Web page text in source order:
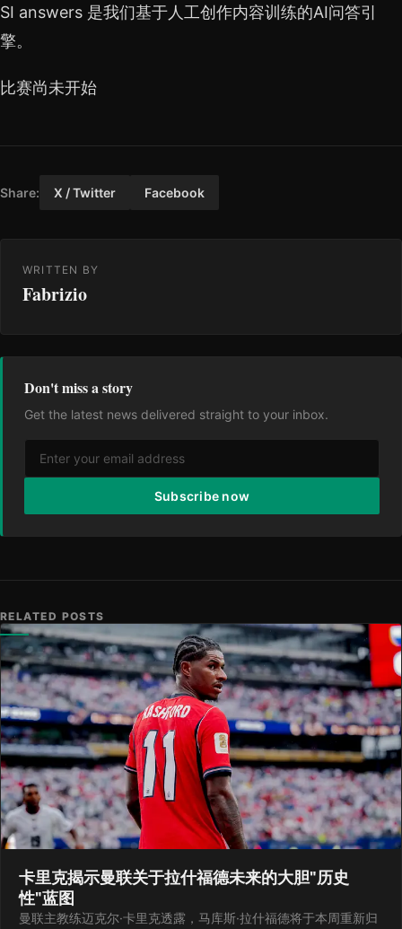
SI answers 是我们基于人工创作内容训练的AI问答引
擎。
比赛尚未开始
Share: X / Twitter Facebook
WRITTEN BY
Fabrizio
Don't miss a story
Get the latest news delivered straight to your inbox.
Subscribe now
RELATED POSTS
卡里克揭示曼联关于拉什福德未来的大胆"历史
性"蓝图
曼联主教练迈克尔·卡里克透露，马库斯·拉什福德将于本周重新归